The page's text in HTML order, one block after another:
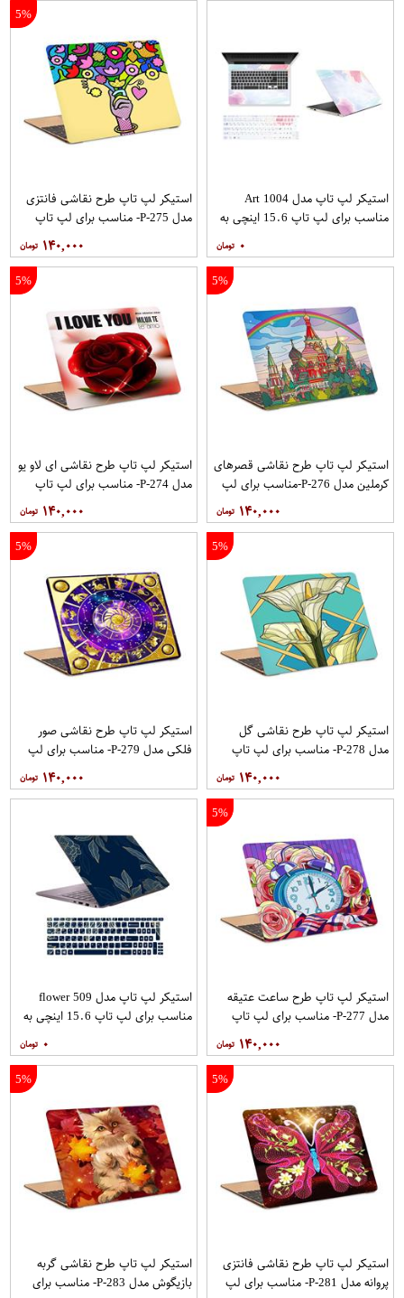
استیکر لپ تاپ مدل Art 1004
مناسب برای لپ تاپ 15.6 اینچی به
۰
5%
استیکر لپ تاپ طرح نقاشی فانتزی
مدل P-275- مناسب برای لپ تاپ
۱۴۰,۰۰۰
5%
استیکر لپ تاپ طرح نقاشی قصرهای
کرملین مدل P-276-مناسب برای لپ
۱۴۰,۰۰۰
5%
استیکر لپ تاپ طرح نقاشی ای لاو یو
مدل P-274- مناسب برای لپ تاپ
۱۴۰,۰۰۰
5%
استیکر لپ تاپ طرح نقاشی گل
مدل P-278- مناسب برای لپ تاپ
۱۴۰,۰۰۰
5%
استیکر لپ تاپ طرح نقاشی صور
فلکی مدل P-279- مناسب برای لپ
۱۴۰,۰۰۰
5%
استیکر لپ تاپ طرح ساعت عتیقه
مدل P-277- مناسب برای لپ تاپ
۱۴۰,۰۰۰
استیکر لپ تاپ مدل flower 509
مناسب برای لپ تاپ 15.6 اینچی به
۰
5%
استیکر لپ تاپ طرح نقاشی فانتزی
پروانه مدل P-281- مناسب برای لپ
5%
استیکر لپ تاپ طرح نقاشی گربه
بازیگوش مدل P-283- مناسب برای